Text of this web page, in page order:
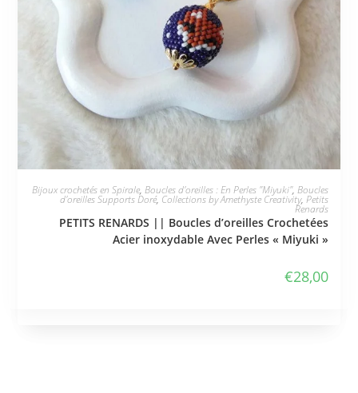
JE L'ADOPTE
Bijoux crochetés en Spirale, Boucles d'oreilles : En Perles "Miyuki", Boucles
d'oreilles Supports Doré, Collections by Amethyste Creativity, Petits
Renards
PETITS RENARDS || Boucles d’oreilles Crochetées
Acier inoxydable Avec Perles « Miyuki »
€28,00